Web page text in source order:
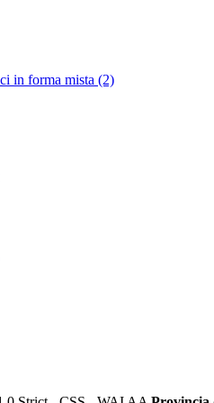
in forma mista (2)